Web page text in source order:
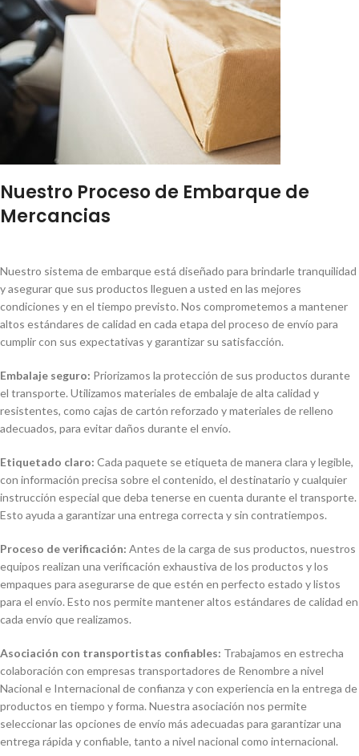
Nuestro Proceso de Embarque de
Mercancias
Nuestro sistema de embarque está diseñado para brindarle tranquilidad
y asegurar que sus productos lleguen a usted en las mejores
condiciones y en el tiempo previsto. Nos comprometemos a mantener
altos estándares de calidad en cada etapa del proceso de envío para
cumplir con sus expectativas y garantizar su satisfacción.
Embalaje seguro: Priorizamos la protección de sus productos durante
el transporte. Utilizamos materiales de embalaje de alta calidad y
resistentes, como cajas de cartón reforzado y materiales de relleno
adecuados, para evitar daños durante el envío.
Etiquetado claro: Cada paquete se etiqueta de manera clara y legible,
con información precisa sobre el contenido, el destinatario y cualquier
instrucción especial que deba tenerse en cuenta durante el transporte.
Esto ayuda a garantizar una entrega correcta y sin contratiempos.
Proceso de verificación: Antes de la carga de sus productos, nuestros
equipos realizan una verificación exhaustiva de los productos y los
empaques para asegurarse de que estén en perfecto estado y listos
para el envío. Esto nos permite mantener altos estándares de calidad en
cada envío que realizamos.
Asociación con transportistas confiables: Trabajamos en estrecha
colaboración con empresas transportadores de Renombre a nivel
Nacional e Internacional de confianza y con experiencia en la entrega de
productos en tiempo y forma. Nuestra asociación nos permite
seleccionar las opciones de envío más adecuadas para garantizar una
entrega rápida y confiable, tanto a nivel nacional como internacional.